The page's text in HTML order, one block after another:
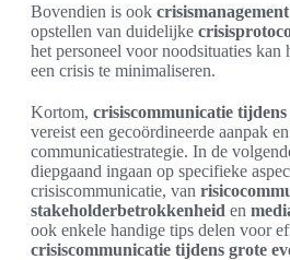
Bovendien is ook crisismanagement
opstellen van duidelijke
het personeel voor noodsituaties kan
een crisis te minimaliseren.
Kortom, crisiscommunicatie tijdens
vereist een gecoördineerde aanpak
communicatiestrategie. In de
diepgaand ingaan op specifieke
crisiscommunicatie, van
stakeholderbetrokkenheid en
ook enkele handige tips delen voor
crisiscommunicatie tijdens grote